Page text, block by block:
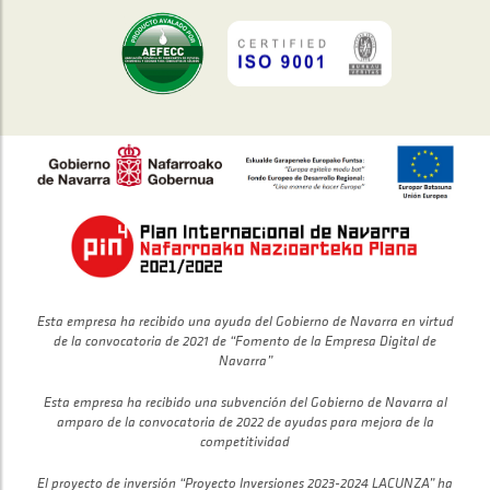
Esta empresa ha recibido una ayuda del Gobierno de Navarra en virtud
de la convocatoria de 2021 de “Fomento de la Empresa Digital de
Navarra”
Esta empresa ha recibido una subvención del Gobierno de Navarra al
amparo de la convocatoria de 2022 de ayudas para mejora de la
competitividad
El proyecto de inversión “Proyecto Inversiones 2023-2024 LACUNZA” ha